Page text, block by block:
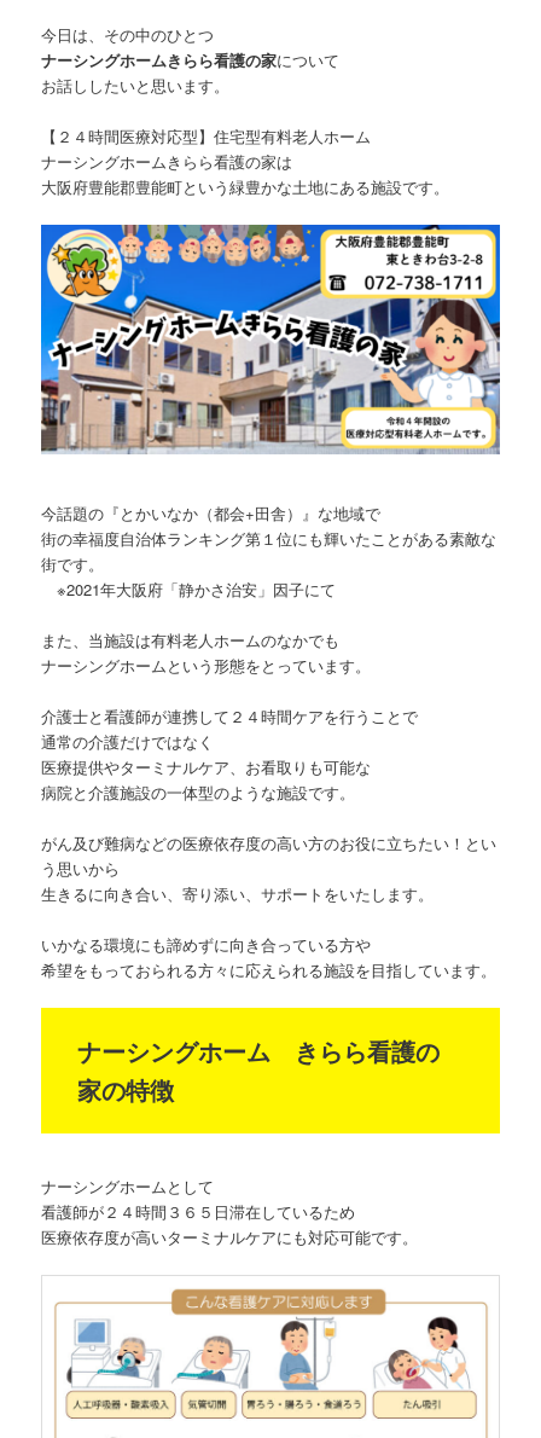
今日は、その中のひとつ
ナーシングホームきらら看護の家について
お話ししたいと思います。
【２４時間医療対応型】住宅型有料老人ホーム
ナーシングホームきらら看護の家は
大阪府豊能郡豊能町という緑豊かな土地にある施設です。
今話題の『とかいなか（都会+田舎）』な地域で
街の幸福度自治体ランキング第１位にも輝いたことがある素敵な
街です。
※2021年大阪府「静かさ治安」因子にて
また、当施設は有料老人ホームのなかでも
ナーシングホームという形態をとっています。
介護士と看護師が連携して２４時間ケアを行うことで
通常の介護だけではなく
医療提供やターミナルケア、お看取りも可能な
病院と介護施設の一体型のような施設です。
がん及び難病などの医療依存度の高い方のお役に立ちたい！とい
う思いから
生きるに向き合い、寄り添い、サポートをいたします。
いかなる環境にも諦めずに向き合っている方や
希望をもっておられる方々に応えられる施設を目指しています。
ナーシングホーム きらら看護の
家の特徴
ナーシングホームとして
看護師が２４時間３６５日滞在しているため
医療依存度が高いターミナルケアにも対応可能です。